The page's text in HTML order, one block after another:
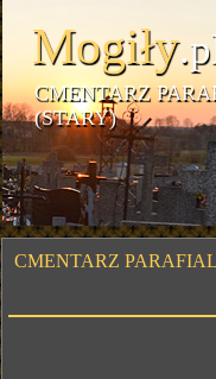
Mogiły
CMENTARZ
(STARY)
CMENTARZ